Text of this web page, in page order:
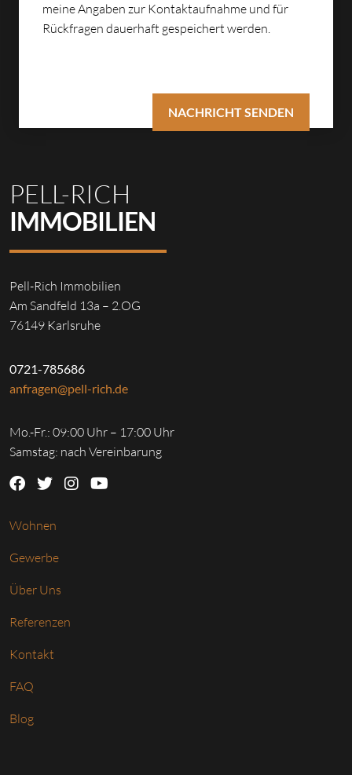
meine Angaben zur Kontaktaufnahme und für
Rückfragen dauerhaft gespeichert werden.
PELL-RICH
IMMOBILIEN
Pell-Rich Immobilien
Am Sandfeld 13a – 2.OG
76149 Karlsruhe
0721-785686
anfragen@pell-rich.de
Mo.-Fr.: 09:00 Uhr – 17:00 Uhr
Samstag: nach Vereinbarung
Wohnen
Gewerbe
Über Uns
Referenzen
Kontakt
FAQ
Blog